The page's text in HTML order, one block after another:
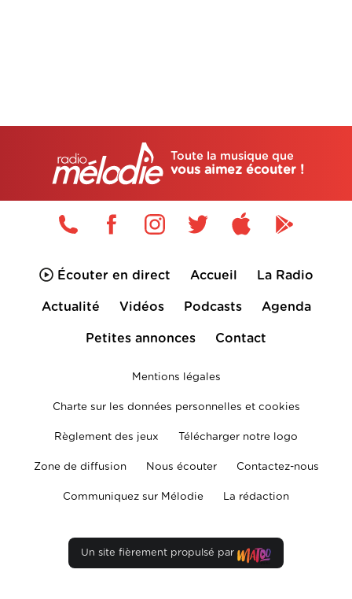
Toute la musique que
vous aimez écouter !
Écouter en direct Accueil La Radio
Actualité Vidéos Podcasts Agenda
Petites annonces Contact
Mentions légales
Charte sur les données personnelles et cookies
Règlement des jeux Télécharger notre logo
Zone de diffusion Nous écouter Contactez-nous
Communiquez sur Mélodie La rédaction
Un site fièrement propulsé par